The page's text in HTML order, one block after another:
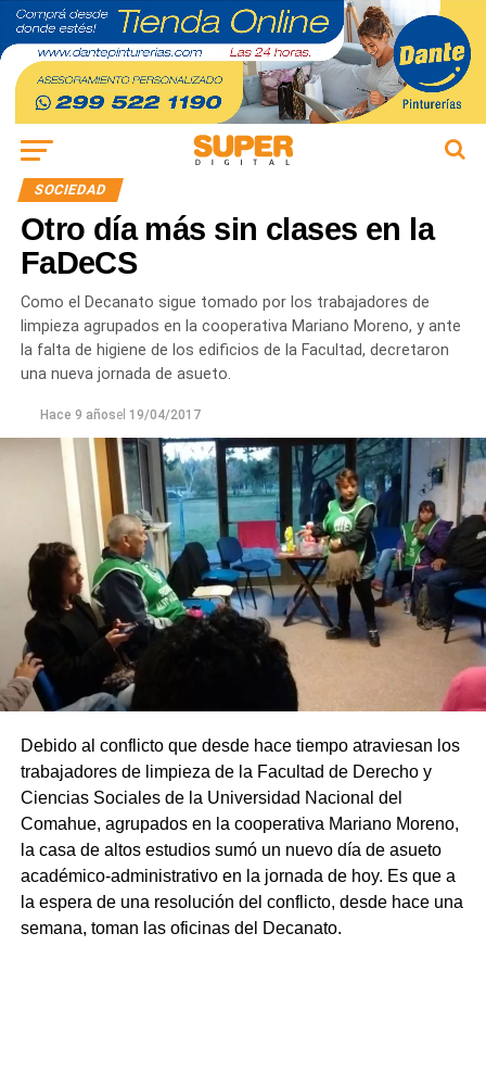
SOCIEDAD
Otro día más sin clases en la
FaDeCS
Como el Decanato sigue tomado por los trabajadores de
limpieza agrupados en la cooperativa Mariano Moreno, y ante
la falta de higiene de los edificios de la Facultad, decretaron
una nueva jornada de asueto.
Hace 9 añosel 19/04/2017
Debido al conflicto que desde hace tiempo atraviesan los
trabajadores de limpieza de la Facultad de Derecho y
Ciencias Sociales de la Universidad Nacional del
Comahue, agrupados en la cooperativa Mariano Moreno,
la casa de altos estudios sumó un nuevo día de asueto
académico-administrativo en la jornada de hoy. Es que a
la espera de una resolución del conflicto, desde hace una
semana, toman las oficinas del Decanato.